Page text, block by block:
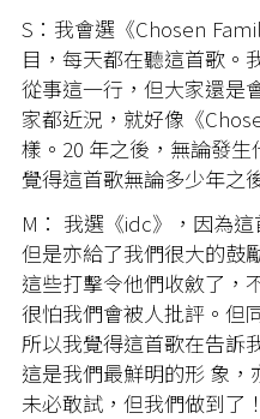
S：我會選《Chosen
目，每天都在聽這首歌。
從事這一行，但大家還是
家都近況，就好像《
樣。20 年之後，無論發
覺得這首歌無論多少年之
M： 我選《idc》，因為
但是亦給了我們很大的鼓
這些打擊令他們收斂了，
很怕我們會被人批評。但
所以我覺得這首歌在告訴
這是我們最鮮明的形 象
未必敢試，但我們做到了！